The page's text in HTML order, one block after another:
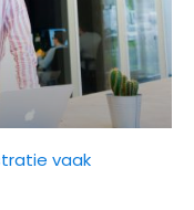
vaak